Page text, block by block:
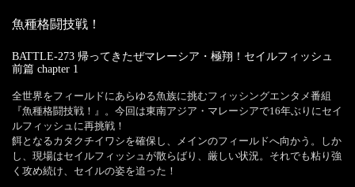
魚種格闘技戦！
BATTLE-273 帰ってきたぜマレーシア・極翔！セイルフィッシュ
前篇 chapter 1
全世界をフィールドにあらゆる魚族に挑むフィッシングエンタメ番組
『魚種格闘技戦！』。今回は東南アジア・マレーシアで16年ぶりにセイ
ルフィッシュに再挑戦！
餌となるカタクチイワシを確保し、メインのフィールドへ向かう。しか
し、現場はセイルフィッシュが散らばり、厳しい状況。それでも粘り強
く攻め続け、セイルの姿を追った！